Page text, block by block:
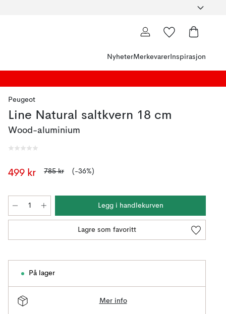
NyheterMerkevarer Inspirasjon
Peugeot
Line Natural saltkvern 18 cm
Wood-aluminium
499 kr 785 kr (-36%)
Legg i handlekurven
Lagre som favoritt
På lager
Mer info